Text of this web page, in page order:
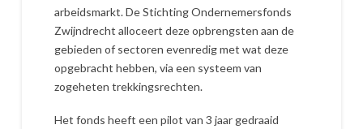
arbeidsmarkt. De Stichting Ondernemersfonds
Zwijndrecht alloceert deze opbrengsten aan de
gebieden of sectoren evenredig met wat deze
opgebracht hebben, via een systeem van
zogeheten trekkingsrechten.
Het fonds heeft een pilot van 3 jaar gedraaid